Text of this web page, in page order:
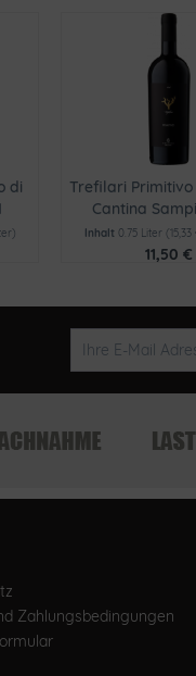
di
Trefilari Primitivo
Cantina
Inhalt 0.75 Liter
11,50 €
Zahlungsbedingungen